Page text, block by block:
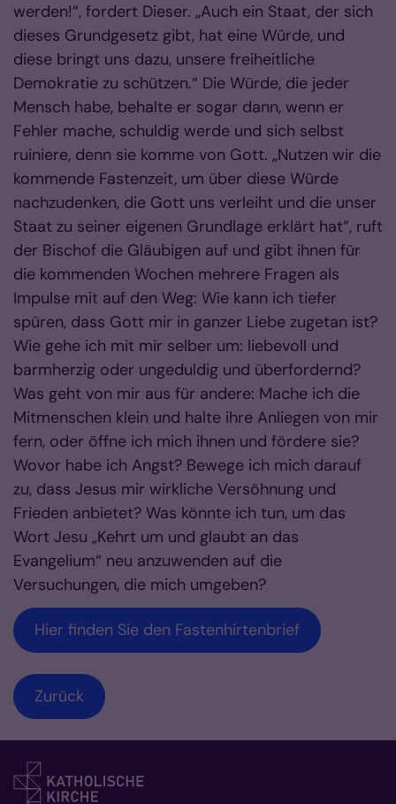
werden!“, fordert Dieser. „Auch ein Staat, der sich
dieses Grundgesetz gibt, hat eine Würde, und
diese bringt uns dazu, unsere freiheitliche
Demokratie zu schützen.“ Die Würde, die jeder
Mensch habe, behalte er sogar dann, wenn er
Fehler mache, schuldig werde und sich selbst
ruiniere, denn sie komme von Gott. „Nutzen wir die
kommende Fastenzeit, um über diese Würde
nachzudenken, die Gott uns verleiht und die unser
Staat zu seiner eigenen Grundlage erklärt hat“, ruft
der Bischof die Gläubigen auf und gibt ihnen für
die kommenden Wochen mehrere Fragen als
Impulse mit auf den Weg: Wie kann ich tiefer
spüren, dass Gott mir in ganzer Liebe zugetan ist?
Wie gehe ich mit mir selber um: liebevoll und
barmherzig oder ungeduldig und überfordernd?
Was geht von mir aus für andere: Mache ich die
Mitmenschen klein und halte ihre Anliegen von mir
fern, oder öffne ich mich ihnen und fördere sie?
Wovor habe ich Angst? Bewege ich mich darauf
zu, dass Jesus mir wirkliche Versöhnung und
Frieden anbietet? Was könnte ich tun, um das
Wort Jesu „Kehrt um und glaubt an das
Evangelium“ neu anzuwenden auf die
Versuchungen, die mich umgeben?
Hier finden Sie den Fastenhirtenbrief
Zurück